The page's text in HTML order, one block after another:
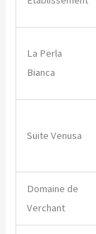
La Perla
Bianca
Suite Venusa
Domaine de
Verchant